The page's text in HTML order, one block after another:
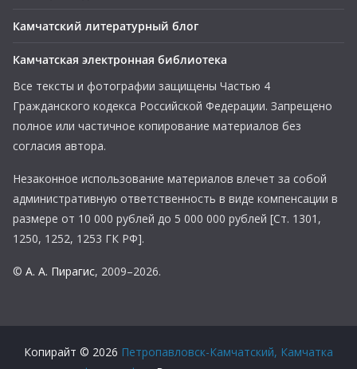
Камчатский литературный блог
Камчатская электронная библиотека
Все тексты и фотографии защищены Частью 4
Гражданского кодекса Российской Федерации. Запрещено
полное или частичное копирование материалов без
согласия автора.
Незаконное использование материалов влечет за собой
административную ответственность в виде компенсации в
размере от 10 000 рублей до 5 000 000 рублей [Ст. 1301,
1250, 1252, 1253 ГК РФ].
© А. А. Пирагис, 2009–2026.
Копирайт © 2026 Петропавловск-Камчатский, Камчатка